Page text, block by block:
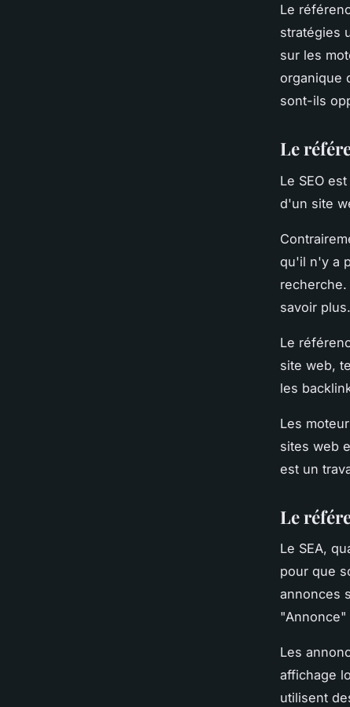
Le
stratégies
sur les
organique
sont-ils
Le
Le SEO
d'un site
qu'il n'y a
recherche.
savoir plus.
Le
site web,
les
Les
sites web
est un
Le
Le SEA,
pour que
annonces
Les
affichage
utilisent